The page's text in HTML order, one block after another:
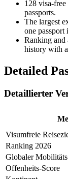
128 visa-free
passports.
The largest
one passport
Ranking and
history with
Detailed
Detaillierter
Visumfreie
Ranking 2026
Globaler
Offenheits-Score